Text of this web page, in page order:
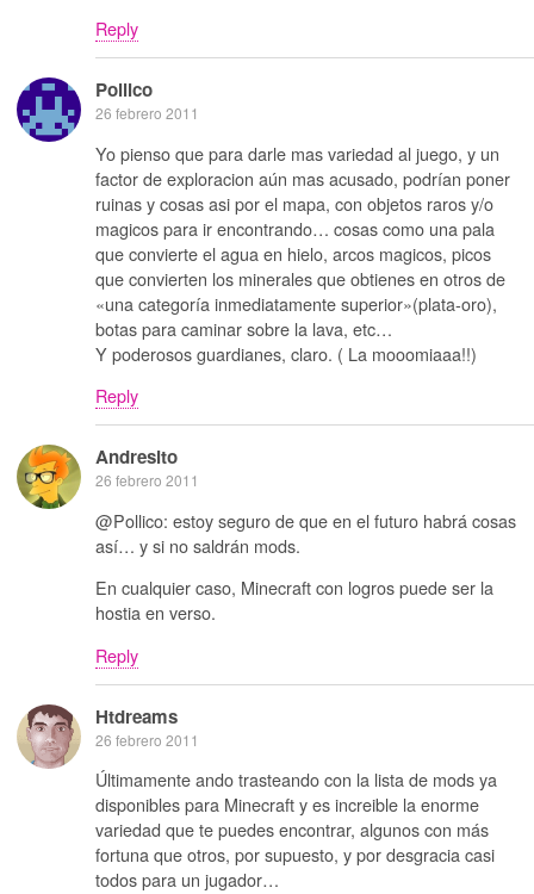
Reply
Pollico
26 febrero 2011
Yo pienso que para darle mas variedad al juego, y un
factor de exploracion aún mas acusado, podrían poner
ruinas y cosas asi por el mapa, con objetos raros y/o
magicos para ir encontrando… cosas como una pala
que convierte el agua en hielo, arcos magicos, picos
que convierten los minerales que obtienes en otros de
«una categoría inmediatamente superior»(plata-oro),
botas para caminar sobre la lava, etc…
Y poderosos guardianes, claro. ( La mooomiaaa!!)
Reply
Andresito
26 febrero 2011
@Pollico: estoy seguro de que en el futuro habrá cosas
así… y si no saldrán mods.
En cualquier caso, Minecraft con logros puede ser la
hostia en verso.
Reply
Htdreams
26 febrero 2011
Últimamente ando trasteando con la lista de mods ya
disponibles para Minecraft y es increible la enorme
variedad que te puedes encontrar, algunos con más
fortuna que otros, por supuesto, y por desgracia casi
todos para un jugador…